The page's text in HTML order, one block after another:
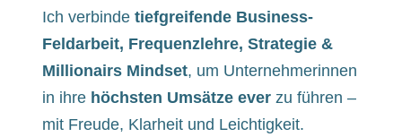
Ich verbinde tiefgreifende Business-
Feldarbeit, Frequenzlehre, Strategie &
Millionairs Mindset, um Unternehmerinnen
in ihre höchsten Umsätze everzu führen –
mit Freude, Klarheit und Leichtigkeit.